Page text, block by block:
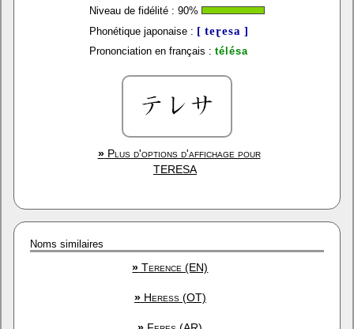
Niveau de fidélité : 90%
Phonétique japonaise : [ teɽesa ]
Prononciation en français : télésa
»Plus d'options d'affichage pour
TERESA
Noms similaires
» Terence (EN)
»Heress (OT)